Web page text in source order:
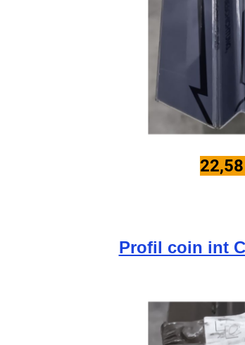
Profil coin int